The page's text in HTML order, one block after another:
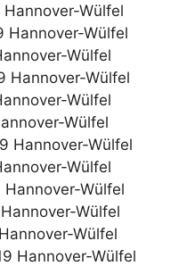
Wülfel
Hannover-Wülfel
Wülfel
Hannover-Wülfel
Wülfel
Wülfel
Hannover-Wülfel
Wülfel
Wülfel
Wülfel
Wülfel
Hannover-Wülfel